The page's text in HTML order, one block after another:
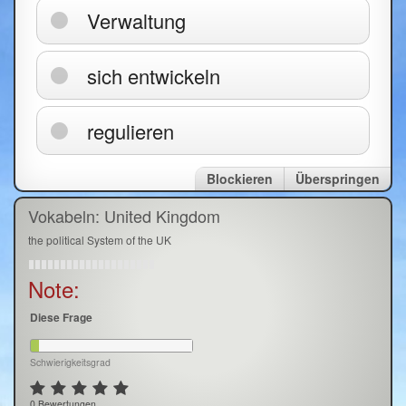
Verwaltung
sich entwickeln
regulieren
Überspringen
Blockieren
Vokabeln: United Kingdom
the political System of the UK
Note:
Diese Frage
Schwierigkeitsgrad